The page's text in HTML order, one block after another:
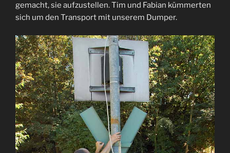
gemacht, sie aufzustellen. Tim und Fabian kümmerten
sich um den Transport mit unserem Dumper.